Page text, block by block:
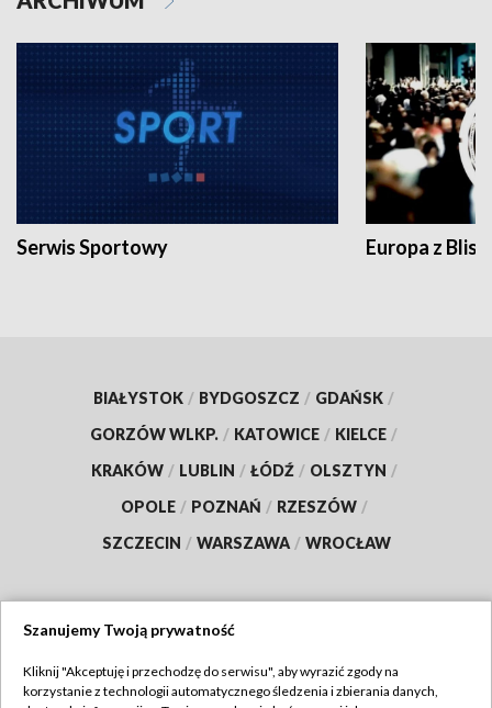
Serwis Sportowy Europa z
BIAŁYSTOK / BYDGOSZCZ / GDAŃSK /
GORZÓW WLKP. / KATOWICE / KIELCE /
KRAKÓW / LUBLIN / ŁÓDŹ / OLSZTYN /
OPOLE / POZNAŃ / RZESZÓW /
SZCZECIN / WARSZAWA / WROCŁAW
TVP
Szanujemy Twoją prywatność
Kliknij "Akceptuję i przechodzę do serwisu", aby wyrazić zgody na
korzystanie z technologii automatycznego śledzenia i zbierania danych,